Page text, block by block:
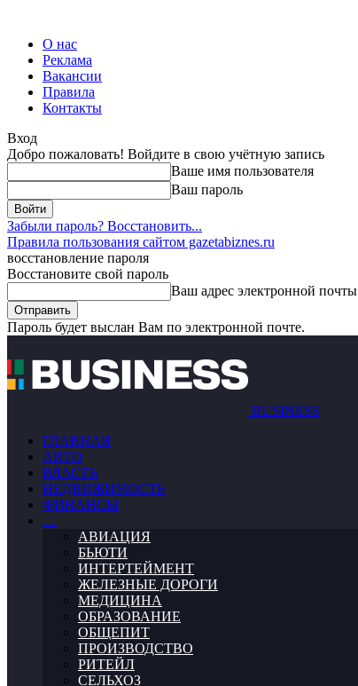
О нас
Реклама
Вакансии
Правила
Контакты
Вход
Добро пожаловать! Войдите в свою учётную запись
Ваше имя пользователя
Ваш пароль
Забыли пароль? Восстановить...
Правила пользования сайтом gazetabiznes.ru
восстановление пароля
Восстановите свой пароль
Ваш адрес электронной почты
Пароль будет выслан Вам по электронной почте.
BUSINESS
ГЛАВНАЯ
АВТО
ВЛАСТЬ
НЕДВИЖИМОСТЬ
ФИНАНСЫ
…
АВИАЦИЯ
БЬЮТИ
ИНТЕРТЕЙМЕНТ
ЖЕЛЕЗНЫЕ ДОРОГИ
МЕДИЦИНА
ОБРАЗОВАНИЕ
ОБЩЕПИТ
ПРОИЗВОДСТВО
РИТЕЙЛ
СЕЛЬХОЗ